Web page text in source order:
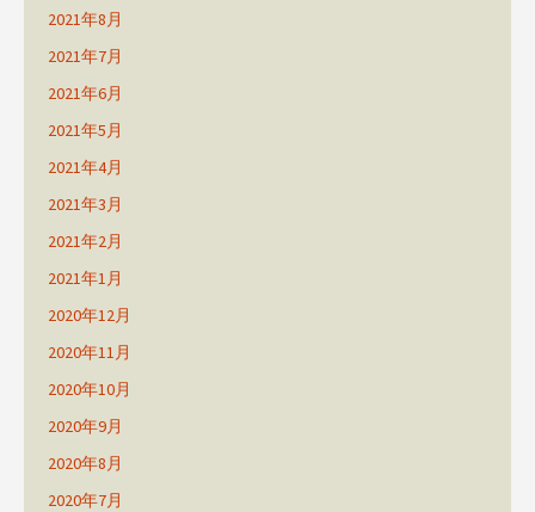
2021年8月
2021年7月
2021年6月
2021年5月
2021年4月
2021年3月
2021年2月
2021年1月
2020年12月
2020年11月
2020年10月
2020年9月
2020年8月
2020年7月